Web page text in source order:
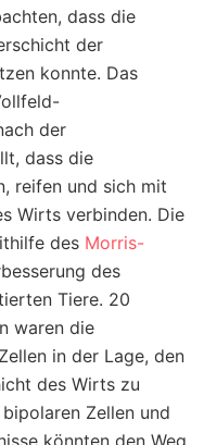
dass die
der
konnte. Das
der
dass die
reifen und sich mit
Wirts verbinden. Die
des Morris-
des
Tiere. 20
waren die
in der Lage, den
des Wirts zu
Zellen und
könnten den Weg